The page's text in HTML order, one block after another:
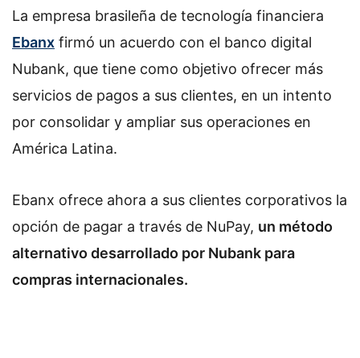
La empresa brasileña de tecnología financiera
Ebanx firmó un acuerdo con el banco digital
Nubank, que tiene como objetivo ofrecer más
servicios de pagos a sus clientes, en un intento
por consolidar y ampliar sus operaciones en
América Latina.
Ebanx ofrece ahora a sus clientes corporativos la
opción de pagar a través de NuPay, un método
alternativo desarrollado por Nubank para
compras internacionales.